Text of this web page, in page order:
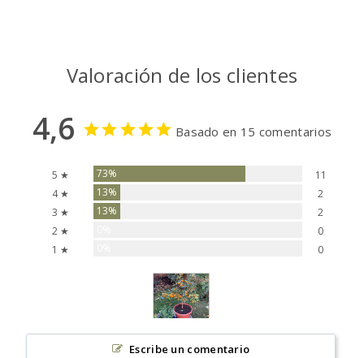
Valoración de los clientes
4,6 Basado en 15 comentarios
5 ★ 73%
11
4 ★
13%
2
3 ★
13%
2
2 ★
0
1 ★
0
Escribe un comentario